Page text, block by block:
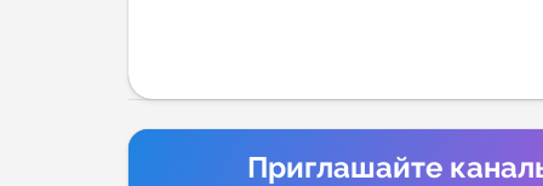
Приглашайте